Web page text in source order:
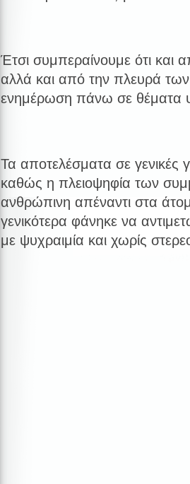
Έτσι συμπεραίνουμε ότι και
αλλά και από την πλευρά
ενημέρωση πάνω σε θέματα
Τα αποτελέσματα σε γενικές
καθώς η πλειοψηφία των
ανθρώπινη απέναντι στα
γενικότερα φάνηκε να
με ψυχραιμία και χωρίς